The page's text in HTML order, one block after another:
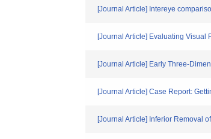
[Journal Article] Intereye
[Journal Article] Evaluating Visual
[Journal Article] Early Three-
[Journal Article] Case Report:
[Journal Article] Inferior Removal